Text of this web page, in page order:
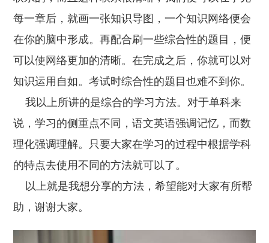
每一章后，就画一张知识导图，一个知识网络便会
在你的脑中形成。再配合刷一些综合性的题目，便
可以使网络更加的清晰。在完成之后，你就可以对
知识运用自如。考试时综合性的题目也难不到你。
我以上所讲的是综合的学习方法。对于单科来
说，学习的侧重点不同，语文英语强调记忆，而数
理化强调理解。只要大家在学习的过程中根据学科
的特点去使用不同的方法就可以了。
以上就是我想分享的方法，希望能对大家有所帮
助，谢谢大家。